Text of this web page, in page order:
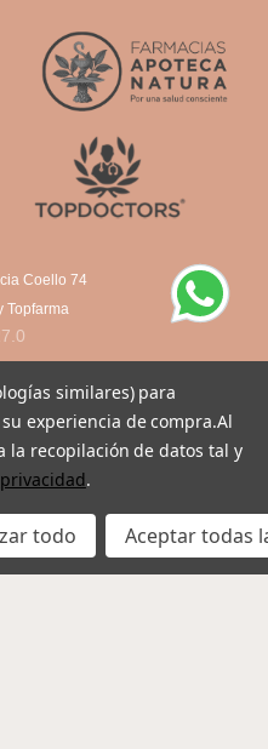
Coello 74
Topfarma
similares) para
experiencia de compra.Al
la recopilación de datos tal y
.
todo Aceptar todas